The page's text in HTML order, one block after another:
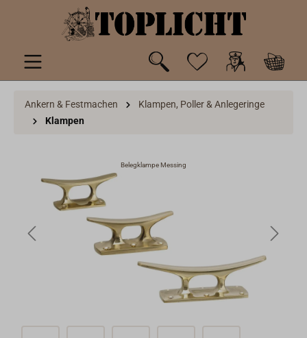
springen
Ankern & Festmachen
Klampen, Poller & Anlegeringe
Klampen
Belegklampe Messing